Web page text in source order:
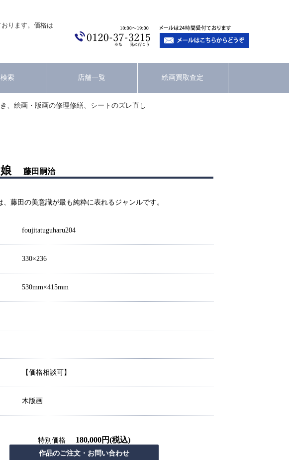
ります。価格は
索 店舗一覧 絵画買取査定
、絵画・版画の修理修繕、シートのズレ直し
藤田嗣治
、藤田の美意識が最も純粋に表れるジャンルです。
foujitatuguharu204
330×236
530mm×415mm
【価格相談可】
木版画
特別価格 180,000円(税込)